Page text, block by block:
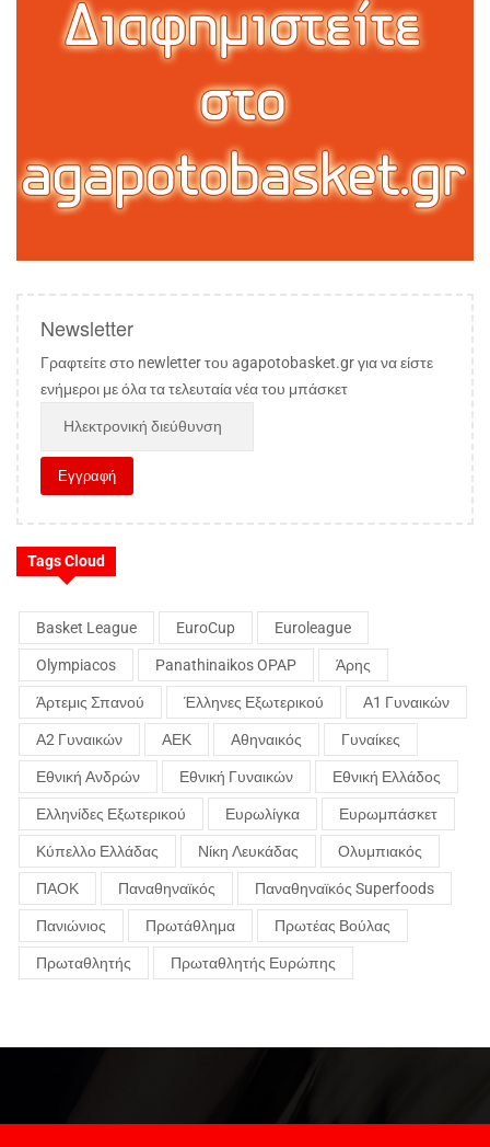
Newsletter
Γραφτείτε στο newletter του agapotobasket.gr για να είστε
ενήμεροι με όλα τα τελευταία νέα του μπάσκετ
Tags Cloud
Basket League EuroCup Euroleague
Olympiacos Panathinaikos OPAP Άρης
Άρτεμις Σπανού Έλληνες Εξωτερικού Α1 Γυναικών
Α2 Γυναικών ΑΕΚ Αθηναικός Γυναίκες
Εθνική Ανδρών Εθνική Γυναικών Εθνική Ελλάδος
Ελληνίδες Εξωτερικού Ευρωλίγκα Ευρωμπάσκετ
Κύπελλο Ελλάδας Νίκη Λευκάδας Ολυμπιακός
ΠΑΟΚ Παναθηναϊκός Παναθηναϊκός Superfoods
Πανιώνιος Πρωτάθλημα Πρωτέας Βούλας
Πρωταθλητής Πρωταθλητής Ευρώπης